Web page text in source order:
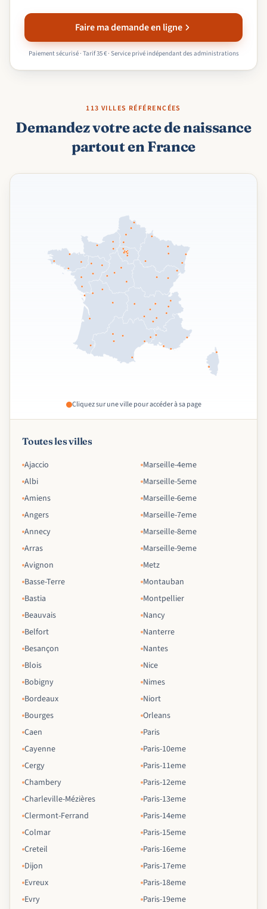
Faire ma demande en ligne
Paiement sécurisé · Tarif 35 € · Service privé indépendant des administrations
113 VILLES RÉFÉRENCÉES
Demandez votre acte de naissance
partout en France
Cliquez sur une ville pour accéder à sa page
Toutes les villes
Ajaccio
Albi
Amiens
Angers
Annecy
Arras
Avignon
Basse-Terre
Bastia
Beauvais
Belfort
Besançon
Blois
Bobigny
Bordeaux
Bourges
Caen
Cayenne
Cergy
Chambery
Charleville-Mézières
Clermont-Ferrand
Colmar
Creteil
Dijon
Evreux
Evry
Marseille-4eme
Marseille-5eme
Marseille-6eme
Marseille-7eme
Marseille-8eme
Marseille-9eme
Metz
Montauban
Montpellier
Nancy
Nanterre
Nantes
Nice
Nimes
Niort
Orleans
Paris
Paris-10eme
Paris-11eme
Paris-12eme
Paris-13eme
Paris-14eme
Paris-15eme
Paris-16eme
Paris-17eme
Paris-18eme
Paris-19eme